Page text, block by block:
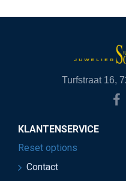
Turfstraat 16,
KLANTENSERVICE
Reset options
Contact